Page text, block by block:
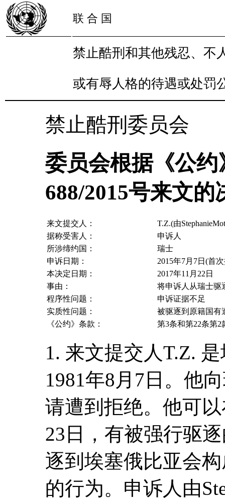
联 合 国
禁止酷刑和其他残忍、不
或有辱人格的待遇或处罚
禁止酷刑委员会
委员会根据《公
688/2015号来文
来文提交人：
T.Z.(由
据称受害人：
申诉人
所涉缔约国：
瑞士
申诉日期：
2015年7月7日(首
本决定日期：
2017年11月22日
事由：
将申诉人从瑞士驱
程序性问题：
申诉证据不足
实质性问题：
被驱逐到原籍国有
《公约》条款：
第3条和第22条第2
1. 来文提交人T.Z.
1981年8月7日。他
请遭到拒绝。他可
23日，有被强行驱
逐到埃塞俄比亚会
的行为。申诉人由